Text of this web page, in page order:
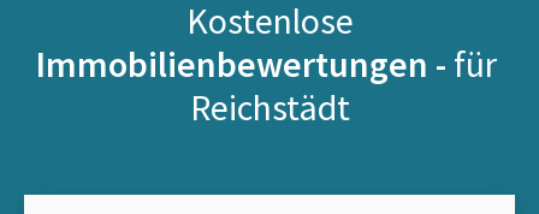
Kostenlose
Immobilienbewertungen - für
Reichstädt